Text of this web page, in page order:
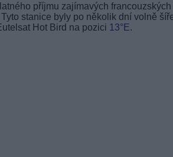
příjmu zajímavých francouzských
Tyto stanice byly po několik dní volně
Hot Bird na pozici 13°E.